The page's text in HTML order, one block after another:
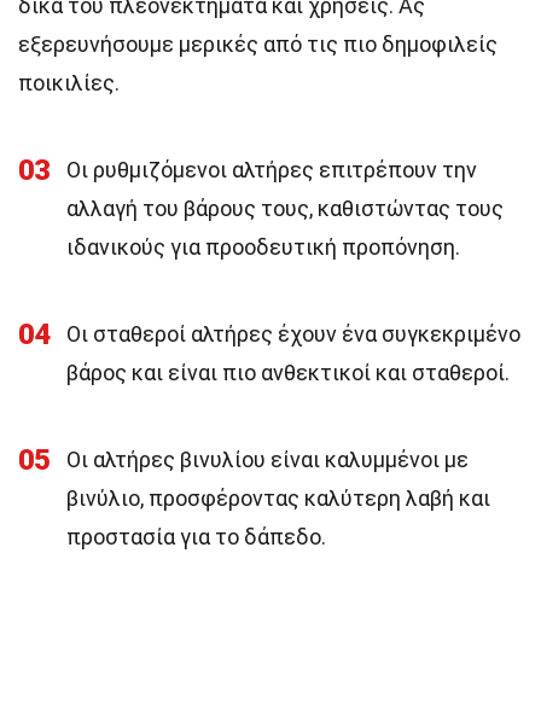
δικά του πλεονεκτήματα και χρήσεις. Ας
εξερευνήσουμε μερικές από τις πιο δημοφιλείς
ποικιλίες.
03
Οι ρυθμιζόμενοι αλτήρες επιτρέπουν την
αλλαγή του βάρους τους, καθιστώντας τους
ιδανικούς για προοδευτική προπόνηση.
04
Οι σταθεροί αλτήρες έχουν ένα συγκεκριμένο
βάρος και είναι πιο ανθεκτικοί και σταθεροί.
05
Οι αλτήρες βινυλίου είναι καλυμμένοι με
βινύλιο, προσφέροντας καλύτερη λαβή και
προστασία για το δάπεδο.